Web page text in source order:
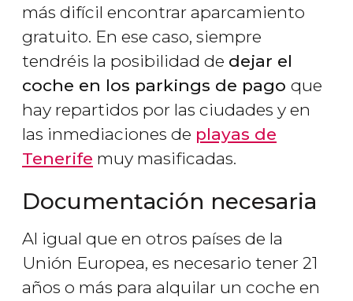
más difícil encontrar aparcamiento
gratuito. En ese caso, siempre
tendréis la posibilidad de dejar el
coche en los parkings de pago que
hay repartidos por las ciudades y en
las inmediaciones de playas de
Tenerife muy masificadas.
Documentación necesaria
Al igual que en otros países de la
Unión Europea, es necesario tener 21
años o más para alquilar un coche en